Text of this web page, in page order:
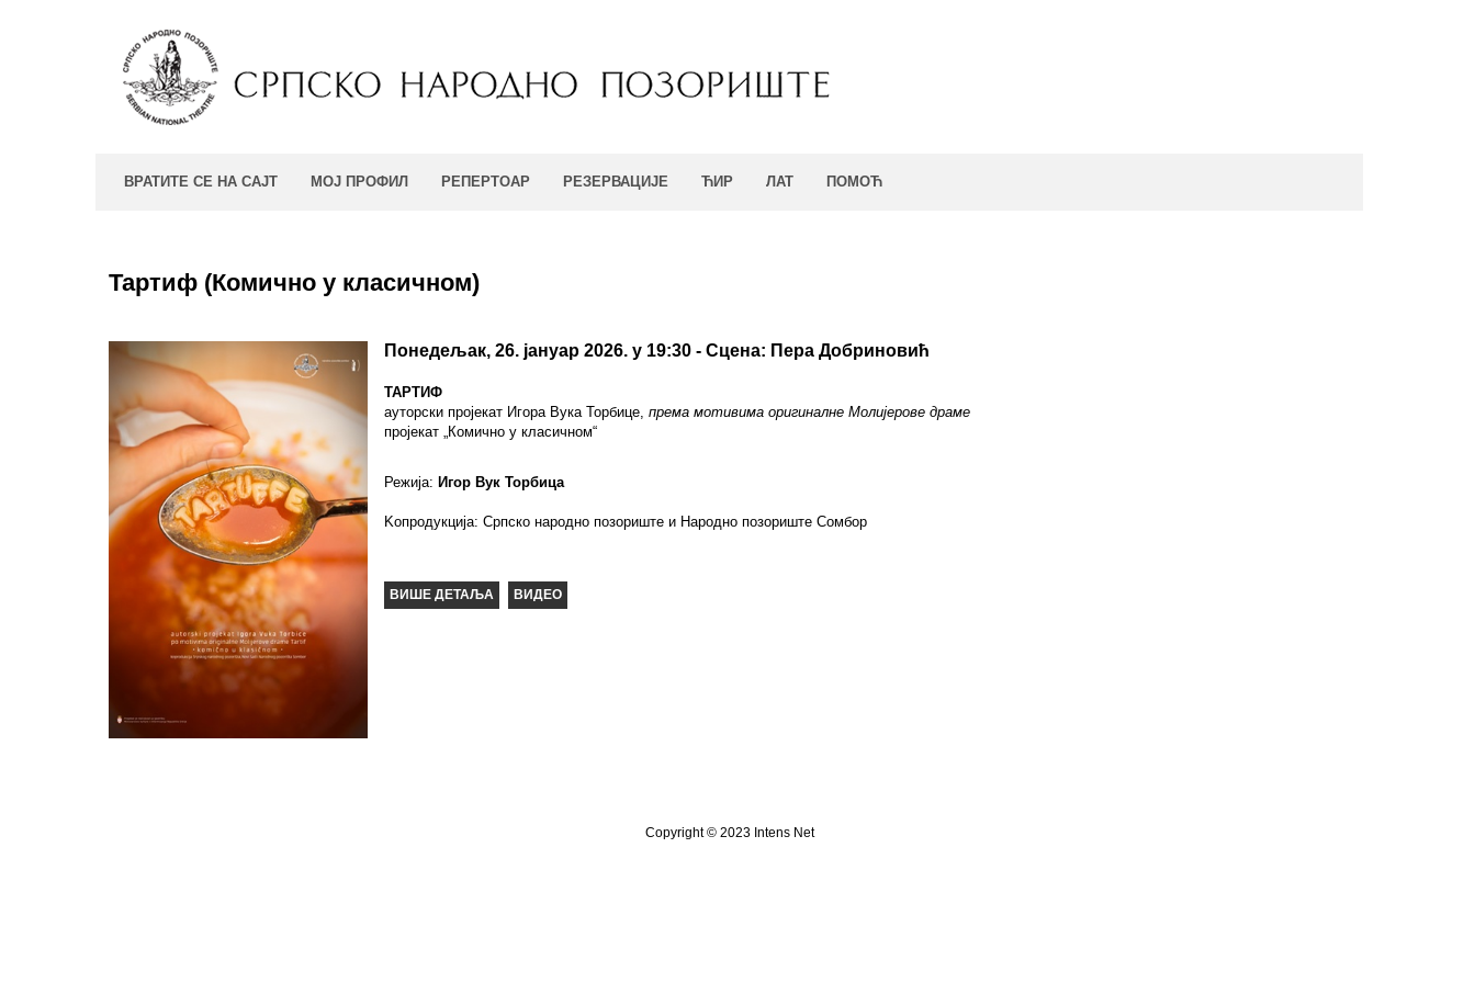
ВРАТИТЕ СЕ НА САЈТ МОЈ ПРОФИЛ РЕПЕРТОАР РЕЗЕРВАЦИЈЕ ЋИР ЛАТ ПОМОЋ
Тартиф (Комично у класичном)
Понедељак, 26. јануар 2026. у 19:30 - Сцена: Пера Добриновић
ТАРТИФ
aуторски пројекат Игора Вука Торбице, према мотивима оригиналне Молијерове драме
пројекат „Комично у класичном“
Режија: Игор Вук Торбица
Kопродукција: Српско народно позориште и Народно позориште Сомбор
Copyright © 2023 Intens Net